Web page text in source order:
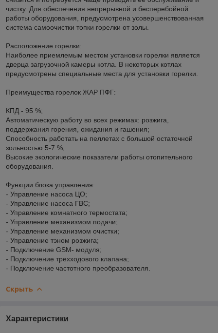
чистку. Для обеспечения непрерывной и бесперебойной
работы оборудования, предусмотрена усовершенствованная
система самоочистки топки горелки от золы.
Расположение горелки:
Наиболее приемлемым местом установки горелки является
дверца загрузочной камеры котла. В некоторых котлах
предусмотрены специальные места для установки горелки.
Преимущества горелок ЖАР ПФГ:
КПД - 95 %;
Автоматическую работу во всех режимах: розжига,
поддержания горения, ожидания и гашения;
Способность работать на пеллетах с большой остаточной
зольностью 5-7 %;
Высокие экологические показатели работы отопительного
оборудования.
Функции блока управления:
- Управление насоса ЦО;
- Управление насоса ГВС;
- Управление комнатного термостата;
- Управление механизмом подачи;
- Управление механизмом очистки;
- Управление тэном розжига;
- Подключение GSM- модуля;
- Подключение трехходового клапана;
- Подключение частотного преобразователя.
Скрыть
Характеристики